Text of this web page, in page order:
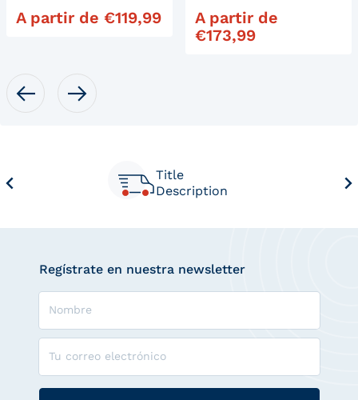
Precio habitual
A partir de €119,99
Precio habitual
A partir de
€173,99
Title
Description
Regístrate en nuestra newsletter